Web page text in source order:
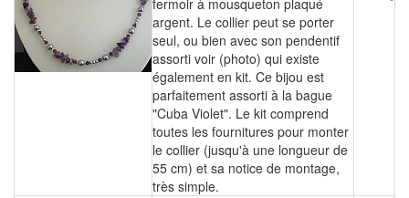
fermoir à mousqueton plaqué
argent. Le collier peut se porter
seul, ou bien avec son pendentif
assorti voir (photo) qui existe
également en kit. Ce bijou est
parfaitement assorti à la bague
"Cuba Violet". Le kit comprend
toutes les fournitures pour monter
le collier (jusqu'à une longueur de
55 cm) et sa notice de montage,
très simple.